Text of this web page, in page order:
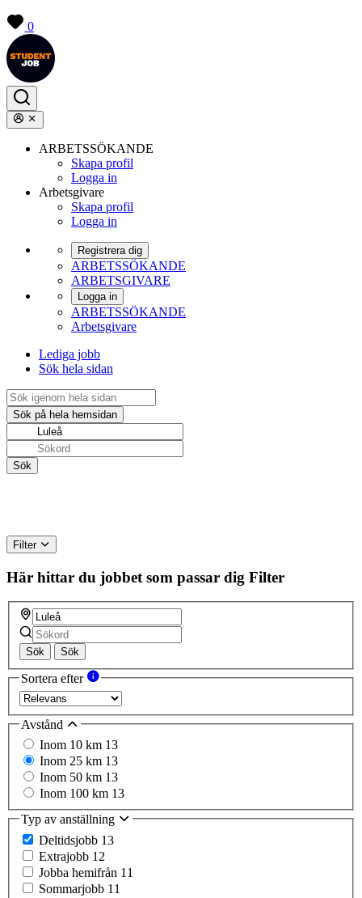
0
ARBETSSÖKANDE
Skapa profil
Logga in
Arbetsgivare
Skapa profil
Logga in
Registrera dig
ARBETSSÖKANDE
ARBETSGIVARE
Logga in
ARBETSSÖKANDE
Arbetsgivare
Lediga jobb
Sök hela sidan
Filter
Här hittar du jobbet som passar dig Filter
Sök Sök
Sortera efter
Avstånd
Inom 10 km 13
Inom 25 km 13
Inom 50 km 13
Inom 100 km 13
Typ av anställning
Deltidsjobb 13
Extrajobb 12
Jobba hemifrån 11
Sommarjobb 11